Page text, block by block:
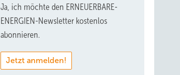
Ja, ich möchte den ERNEUERBARE-
ENERGIEN-Newsletter kostenlos
abonnieren.
Jetzt anmelden!